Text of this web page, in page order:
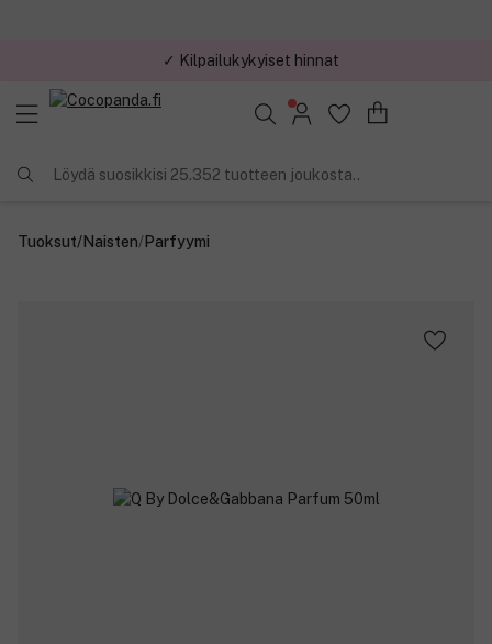
✓ Kilpailukykyiset hinnat
Löydä suosikkisi 25.352 tuotteen joukosta..
Tuoksut/Naisten/Parfyymi